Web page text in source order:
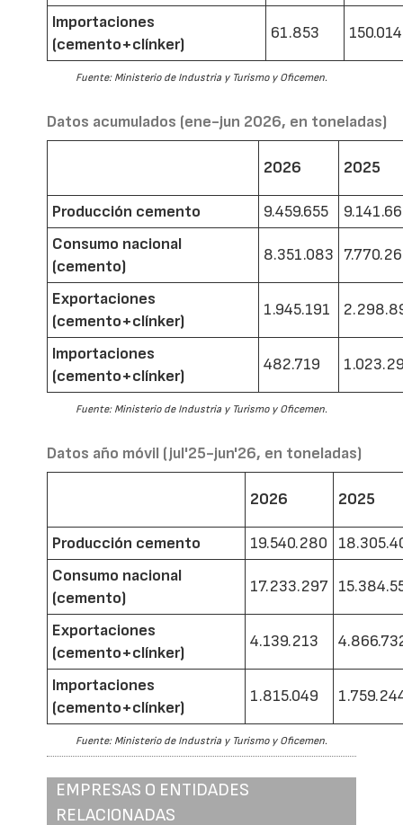
Importaciones
(cemento+clínker)
61.853 150.014
Fuente: Ministerio de Industria y Turismo y Oficemen.
Datos acumulados (ene-jun 2026, en toneladas)
2026 2025
Producción cemento 9.459.655
Consumo nacional
(cemento)
8.351.083
Exportaciones
(cemento+clínker)
1.945.191
Importaciones
(cemento+clínker)
482.719
Fuente: Ministerio de Industria y Turismo y Oficemen.
Datos año móvil (jul'25-jun'26, en toneladas)
2026 2025
Producción cemento 19.540.280
Consumo nacional
(cemento)
17.233.297
Exportaciones
(cemento+clínker)
4.139.213
Importaciones
(cemento+clínker)
1.815.049
Fuente: Ministerio de Industria y Turismo y Oficemen.
EMPRESAS O ENTIDADES
RELACIONADAS